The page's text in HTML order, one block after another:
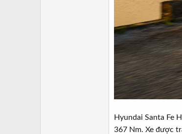
Hyundai Santa Fe
367 Nm. Xe được